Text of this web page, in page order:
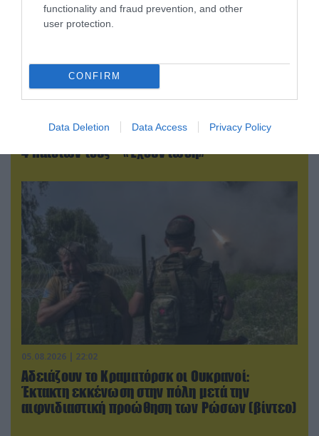
functionality and fraud prevention, and other
user protection.
CONFIRM
Data Deletion Data Access Privacy Policy
06.08.2026 | 09:02
ΗΠΑ: Το τελευταίο μήνυμα της μητέρας στον
πρώην σύζυγό της πριν από τη δολοφονία των
4 παιδιών τους – «Έχουν ίωση»
05.08.2026 | 22:02
Αδειάζουν το Κραματόρσκ οι Ουκρανοί:
Έκτακτη εκκένωση στην πόλη μετά την
αιφνιδιαστική προώθηση των Ρώσων (βίντεο)